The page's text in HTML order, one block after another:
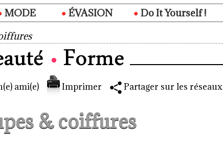
MODE ÉVASION Do It Yourself !
ami(e) Imprimer Partager sur les réseaux
& coiffures